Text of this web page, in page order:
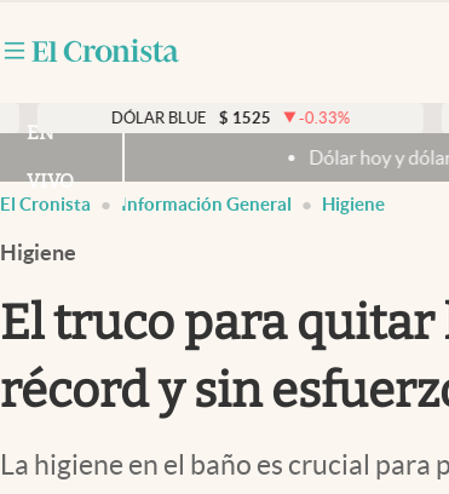
Otras secciones
Infotechnology
Clase
Clima
Mundial 2026
Eventos Corporativos
Mediakit
DÓLAR BLUE $ 1525 -0.33%
EN
VIVO
Dólar hoy y dólar blue hoy:
El Cronista Información General Higiene
Higiene
El truco para
récord y sin
La higiene en el baño es crucial